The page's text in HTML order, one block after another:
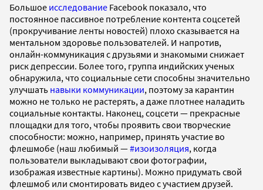
Большое исследование Facebook показало, что
постоянное пассивное потребление контента соцсетей
(прокручивание ленты новостей) плохо сказывается на
ментальном здоровье пользователей. И напротив,
онлайн-коммуникация с друзьями и знакомыми снижает
риск депрессии. Более того, группа индийских ученых
обнаружила, что социальные сети способны значительно
улучшать навыки коммуникации, поэтому за карантин
можно не только не растерять, а даже плотнее наладить
социальные контакты. Наконец, соцсети — прекрасные
площадки для того, чтобы проявить свои творческие
способности: можно, например, принять участие во
флешмобе (наш любимый —#изоизоляция, когда
пользователи выкладывают свои фотографии,
изображая известные картины). Можно придумать свой
флешмоб или смонтировать видео с участием друзей.